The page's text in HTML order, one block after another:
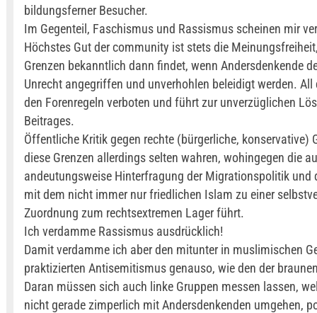
bildungsferner Besucher.
Im Gegenteil, Faschismus und Rassismus scheinen mir
Höchstes Gut der community ist stets die
Grenzen bekanntlich dann findet, wenn Andersdenkende
Unrecht angegriffen und unverhohlen beleidigt werden.
den Forenregeln verboten und führt zur unverzüglichen
Beitrages.
Öffentliche Kritik gegen rechte (bürgerliche, konservative)
diese Grenzen allerdings selten wahren, wohingegen die
andeutungsweise Hinterfragung der Migrationspolitik und
mit dem nicht immer nur friedlichen Islam zu einer
Zuordnung zum rechtsextremen Lager führt.
Ich verdamme Rassismus ausdrücklich!
Damit verdamme ich aber den mitunter in muslimischen
praktizierten Antisemitismus genauso, wie den der
Daran müssen sich auch linke Gruppen messen lassen,
nicht gerade zimperlich mit Andersdenkenden umgehen,